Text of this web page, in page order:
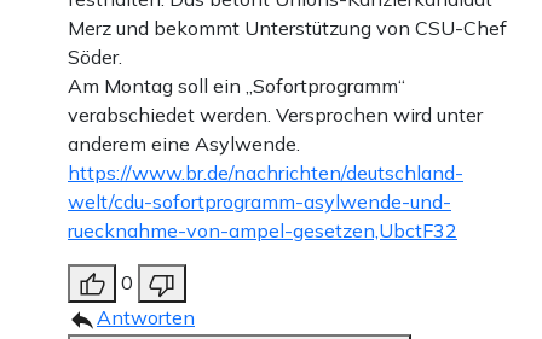
Merz und bekommt Unterstützung von CSU-Chef
Söder.
Am Montag soll ein „Sofortprogramm“
verabschiedet werden. Versprochen wird unter
anderem eine Asylwende.
https://www.br.de/nachrichten/deutschland-
welt/cdu-sofortprogramm-asylwende-und-
ruecknahme-von-ampel-gesetzen,UbctF32
0
Antworten